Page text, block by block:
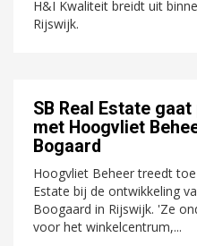
H&I Kwaliteit breidt uit
Rijswijk.
SB Real Estate
met Hoogvliet
Bogaard
Hoogvliet Beheer treedt
Estate bij de ontwikkeling
Boogaard in Rijswijk. 'Ze
voor het winkelcentrum,...